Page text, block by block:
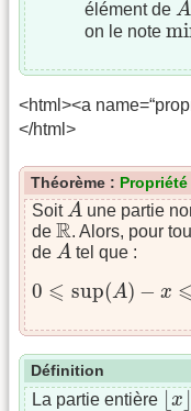
élément de A
on le note
<html><a
</html>
Théorème :
SoitA
A une partie
de R
R. Alors, pour
de A
A tel que :
0 ⩽ sup(A) − x ⩽
0 ⩽sup A)
Définition
La partie entière x
⌊x⌋